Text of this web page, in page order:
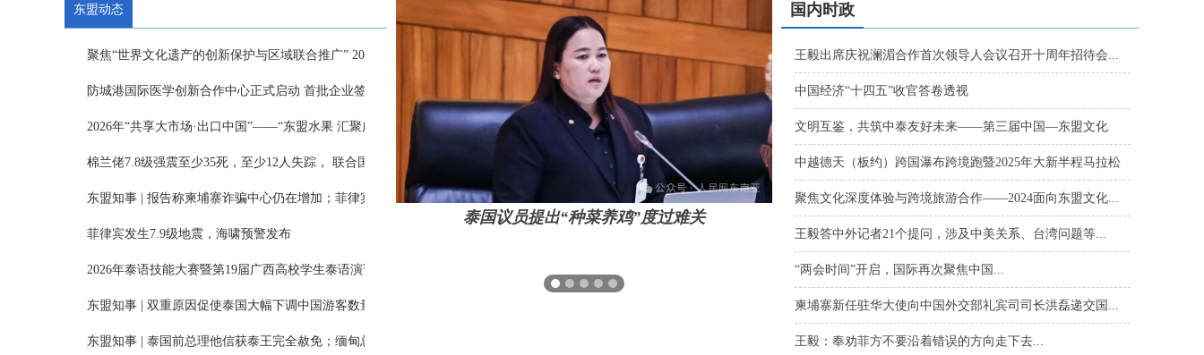
升级！南宁青秀山，有新变化！
在南宁“逛公园”，才是「慢充式旅行」的正确
东盟动态
聚焦“世界文化遗产的创新保护与区域联合推广” 2026面向东盟文...
防城港国际医学创新合作中心正式启动 首批企业签约入驻...
2026年“共享大市场·出口中国”——“东盟水果 汇聚广西”活动...
棉兰佬7.8级强震至少35死，至少12人失踪， 联合国准备支持菲重建...
东盟知事 | 报告称柬埔寨诈骗中心仍在增加；菲律宾副总统莎拉祈祷...
菲律宾发生7.9级地震，海啸预警发布
2026年泰语技能大赛暨第19届广西高校学生泰语演讲公开赛在南宁举...
东盟知事 | 双重原因促使泰国大幅下调中国游客数量预期；菲律宾落...
东盟知事 | 泰国前总理他信获泰王完全赦免；缅甸总统强调将在五年...
泰国议员提出“种菜养鸡”度过难关
国内时政
王毅出席庆祝澜湄合作首次领导人会议召开十周年招待会...
中国经济“十四五”收官答卷透视
文明互鉴，共筑中泰友好未来——第三届中国—东盟文化
交...
中越德天（板约）跨国瀑布跨境跑暨2025年大新半程马拉松
今...
聚焦文化深度体验与跨境旅游合作——2024面向东盟文化...
王毅答中外记者21个提问，涉及中美关系、台湾问题等...
“两会时间”开启，国际再次聚焦中国...
柬埔寨新任驻华大使向中国外交部礼宾司司长洪磊递交国...
王毅：奉劝菲方不要沿着错误的方向走下去...